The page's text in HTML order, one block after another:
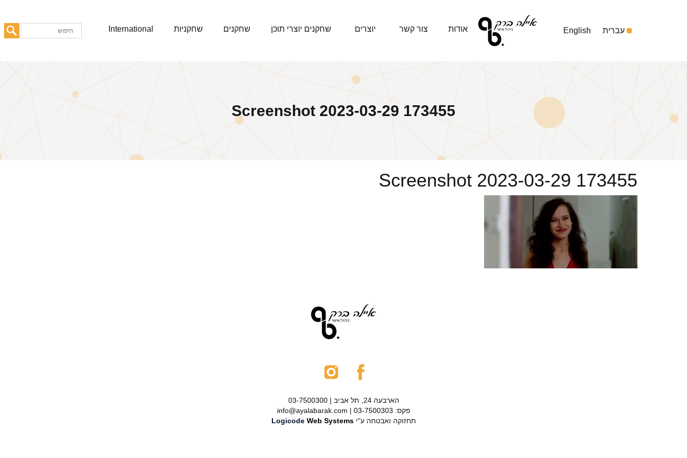
עברית English אודות צור קשר יוצרים שחקנים יוצרי תוכן שחקנים שחקניות International
Screenshot 2023-03-29 173455
Screenshot 2023-03-29 173455
הארבעה 24, תל אביב | 03-7500300
פקס: 03-7500303 | info@ayalabarak.com
תחזוקה ואבטחה ע"י
Logicode Web Systems